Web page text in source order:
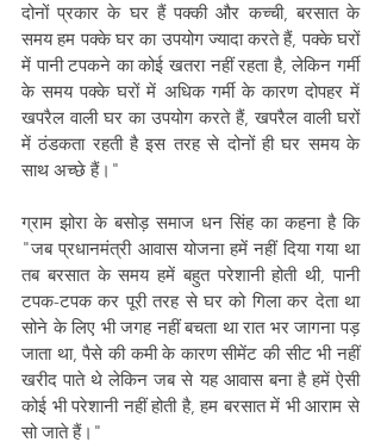
दोनों प्रकार के घर हैं पक्की और कच्ची, बरसात के
समय हम पक्के घर का उपयोग ज्यादा करते हैं, पक्के घरों
में पानी टपकने का कोई खतरा नहीं रहता है, लेकिन गर्मी
के समय पक्के घरों में अधिक गर्मी के कारण दोपहर में
खपरैल वाली घर का उपयोग करते हैं, खपरैल वाली घरों
में ठंडकता रहती है इस तरह से दोनों ही घर समय के
साथ अच्छे हैं।"
ग्राम झोरा के बसोड़ समाज धन सिंह का कहना है कि
"जब प्रधानमंत्री आवास योजना हमें नहीं दिया गया था
तब बरसात के समय हमें बहुत परेशानी होती थी, पानी
टपक-टपक कर पूरी तरह से घर को गिला कर देता था
सोने के लिए भी जगह नहीं बचता था रात भर जागना पड़
जाता था, पैसे की कमी के कारण सीमेंट की सीट भी नहीं
खरीद पाते थे लेकिन जब से यह आवास बना है हमें ऐसी
कोई भी परेशानी नहीं होती है, हम बरसात में भी आराम से
सो जाते हैं।"